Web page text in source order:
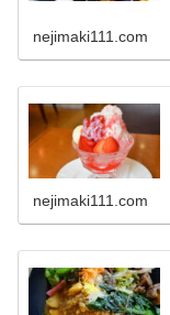
nejimaki111.com
nejimaki111.com